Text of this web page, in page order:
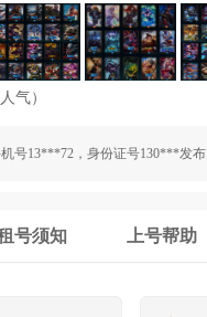
人气）
号13***72，身份证号130***发布
号须知 上号帮助